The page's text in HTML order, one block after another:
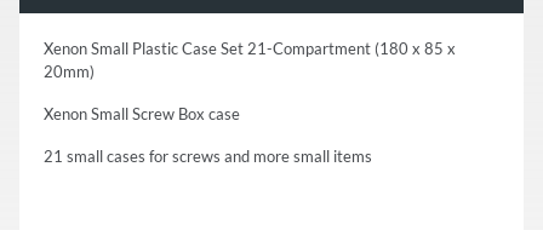
Xenon Small Plastic Case Set 21-Compartment (180 x 85 x
20mm)
Xenon Small Screw Box case
21 small cases for screws and more small items